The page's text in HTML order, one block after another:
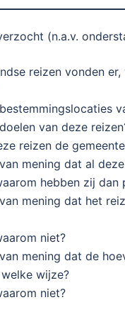
(n.a.v.
reizen vonden
van deze
reizen de
mening dat al
hebben zij dan
mening dat het
niet?
mening dat de
wijze?
niet?